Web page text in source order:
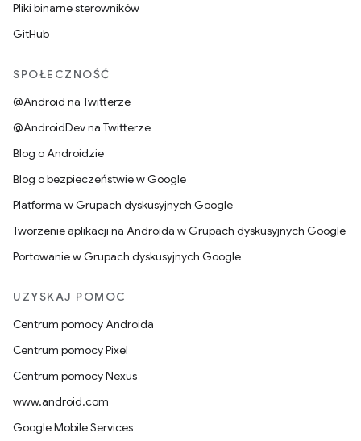
Pliki binarne sterowników
GitHub
SPOŁECZNOŚĆ
@Android na Twitterze
@AndroidDev na Twitterze
Blog o Androidzie
Blog o bezpieczeństwie w Google
Platforma w Grupach dyskusyjnych Google
Tworzenie aplikacji na Androida w Grupach dyskusyjnych Google
Portowanie w Grupach dyskusyjnych Google
UZYSKAJ POMOC
Centrum pomocy Androida
Centrum pomocy Pixel
Centrum pomocy Nexus
www.android.com
Google Mobile Services